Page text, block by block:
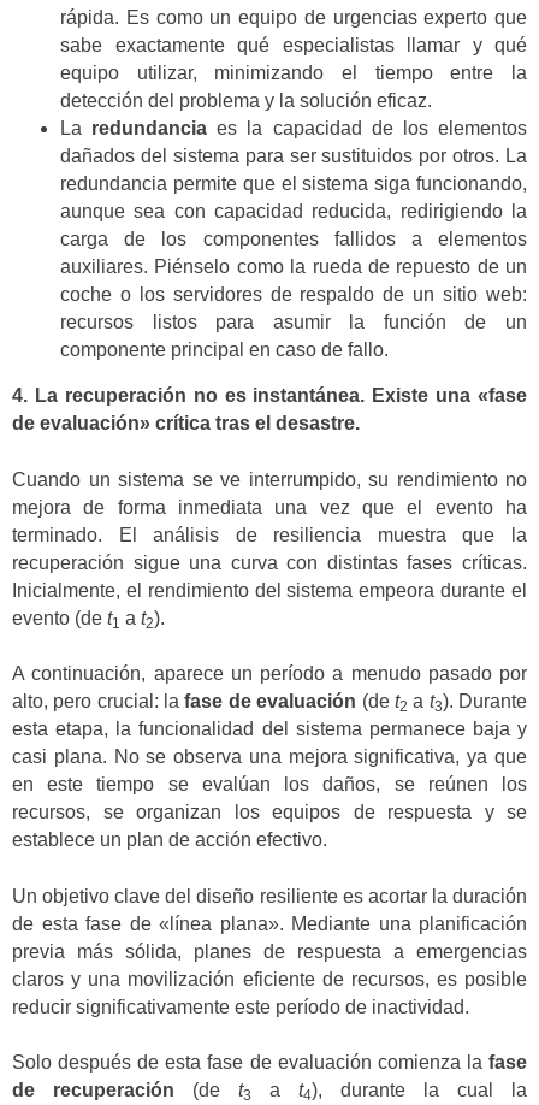
rápida. Es como un equipo de urgencias experto que
sabe exactamente qué especialistas llamar y qué
equipo utilizar, minimizando el tiempo entre la
detección del problema y la solución eficaz.
La redundancia es la capacidad de los elementos
dañados del sistema para ser sustituidos por otros. La
redundancia permite que el sistema siga funcionando,
aunque sea con capacidad reducida, redirigiendo la
carga de los componentes fallidos a elementos
auxiliares. Piénselo como la rueda de repuesto de un
coche o los servidores de respaldo de un sitio web:
recursos listos para asumir la función de un
componente principal en caso de fallo.
4. La recuperación no es instantánea. Existe una «fase
de evaluación» crítica tras el desastre.
Cuando un sistema se ve interrumpido, su rendimiento no
mejora de forma inmediata una vez que el evento ha
terminado. El análisis de resiliencia muestra que la
recuperación sigue una curva con distintas fases críticas.
Inicialmente, el rendimiento del sistema empeora durante el
evento (de t1 a t2).
A continuación, aparece un período a menudo pasado por
alto, pero crucial: lafase de evaluación (de t2 a t3). Durante
esta etapa, la funcionalidad del sistema permanece baja y
casi plana. No se observa una mejora significativa, ya que
en este tiempo se evalúan los daños, se reúnen los
recursos, se organizan los equipos de respuesta y se
establece un plan de acción efectivo.
Un objetivo clave del diseño resiliente es acortar la duración
de esta fase de «línea plana». Mediante una planificación
previa más sólida, planes de respuesta a emergencias
claros y una movilización eficiente de recursos, es posible
reducir significativamente este período de inactividad.
Solo después de esta fase de evaluación comienza la fase
de recuperación (de t3 a t4), durante la cual la